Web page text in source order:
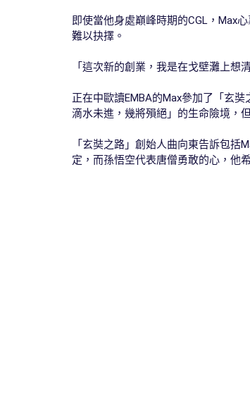
即使當他身處巔峰時期的CGL，Max
難以抉擇。
「這次新的創業，我是在戈壁灘上想
正在中歐讀EMBA的Max參加了「玄
滴水未進，幾將殞絕」的生命險境，
「玄奘之路」創始人曲向東告訴包
定，而孫悟空代表唐僧勇敢的心，他